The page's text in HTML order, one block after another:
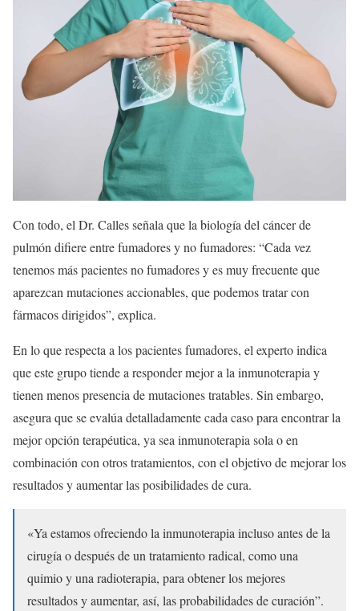
Con todo, el Dr. Calles señala que la biología del cáncer de
pulmón difiere entre fumadores y no fumadores: “Cada vez
tenemos más pacientes no fumadores y es muy frecuente que
aparezcan mutaciones accionables, que podemos tratar con
fármacos dirigidos”, explica.
En lo que respecta a los pacientes fumadores, el experto indica
que este grupo tiende a responder mejor a la inmunoterapia y
tienen menos presencia de mutaciones tratables. Sin embargo,
asegura que se evalúa detalladamente cada caso para encontrar la
mejor opción terapéutica, ya sea inmunoterapia sola o en
combinación con otros tratamientos, con el objetivo de mejorar los
resultados y aumentar las posibilidades de cura.
«Ya estamos ofreciendo la inmunoterapia incluso antes de la
cirugía o después de un tratamiento radical, como una
quimio y una radioterapia, para obtener los mejores
resultados y aumentar, así, las probabilidades de curación”.